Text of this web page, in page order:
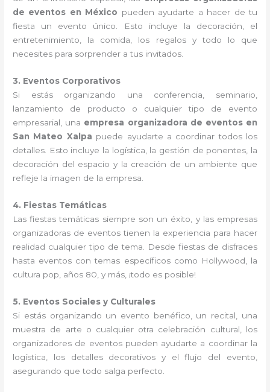
de eventos en México pueden ayudarte a hacer de tu
fiesta un evento único. Esto incluye la decoración, el
entretenimiento, la comida, los regalos y todo lo que
necesites para sorprender a tus invitados.
3. Eventos Corporativos
Si estás organizando una conferencia, seminario,
lanzamiento de producto o cualquier tipo de evento
empresarial, una empresa organizadora de eventos en
San Mateo Xalpa puede ayudarte a coordinar todos los
detalles. Esto incluye la logística, la gestión de ponentes, la
decoración del espacio y la creación de un ambiente que
refleje la imagen de la empresa.
4. Fiestas Temáticas
Las fiestas temáticas siempre son un éxito, y las empresas
organizadoras de eventos tienen la experiencia para hacer
realidad cualquier tipo de tema. Desde fiestas de disfraces
hasta eventos con temas específicos como Hollywood, la
cultura pop, años 80, y más, ¡todo es posible!
5. Eventos Sociales y Culturales
Si estás organizando un evento benéfico, un recital, una
muestra de arte o cualquier otra celebración cultural, los
organizadores de eventos pueden ayudarte a coordinar la
logística, los detalles decorativos y el flujo del evento,
asegurando que todo salga perfecto.